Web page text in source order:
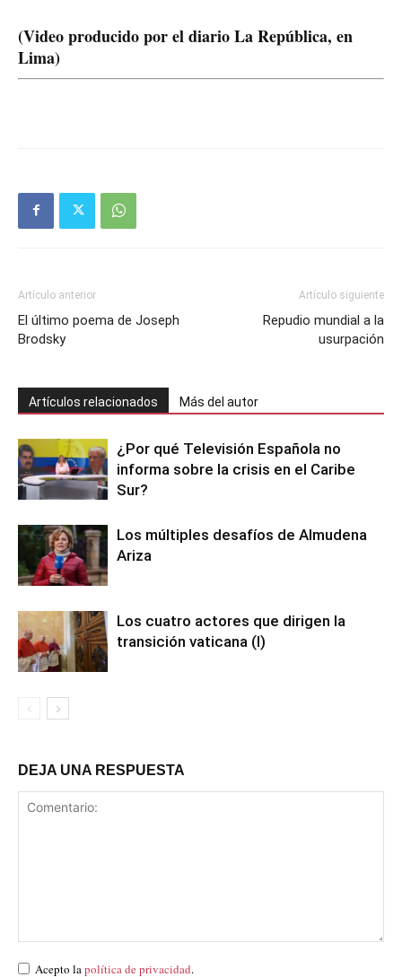
(Video producido por el diario La República, en
Lima)
Artículo anterior
El último poema de Joseph
Brodsky
Artículo siguiente
Repudio mundial a la
usurpación
Artículos relacionados Más del autor
¿Por qué Televisión Española no
informa sobre la crisis en el Caribe
Sur?
Los múltiples desafíos de Almudena
Ariza
Los cuatro actores que dirigen la
transición vaticana (I)
DEJA UNA RESPUESTA
Acepto la política de privacidad.